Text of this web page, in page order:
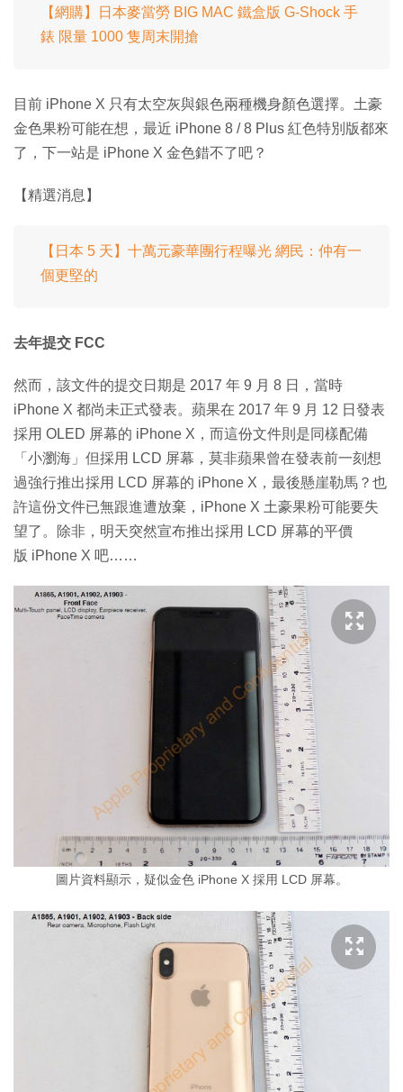
【網購】日本麥當勞 BIG MAC 鐵盒版 G-Shock 手
錶 限量 1000 隻周末開搶
目前 iPhone X 只有太空灰與銀色兩種機身顏色選擇。土豪
金色果粉可能在想，最近 iPhone 8 / 8 Plus 紅色特別版都來
了，下一站是 iPhone X 金色錯不了吧？
【精選消息】
【日本 5 天】十萬元豪華團行程曝光 網民：仲有一
個更堅的
去年提交 FCC
然而，該文件的提交日期是 2017 年 9 月 8 日，當時
iPhone X 都尚未正式發表。蘋果在 2017 年 9 月 12 日發表
採用 OLED 屏幕的 iPhone X，而這份文件則是同樣配備
「小瀏海」但採用 LCD 屏幕，莫非蘋果曾在發表前一刻想
過強行推出採用 LCD 屏幕的 iPhone X，最後懸崖勒馬？也
許這份文件已無跟進遭放棄，iPhone X 土豪果粉可能要失
望了。除非，明天突然宣布推出採用 LCD 屏幕的平價
版 iPhone X 吧……
圖片資料顯示，疑似金色 iPhone X 採用 LCD 屏幕。